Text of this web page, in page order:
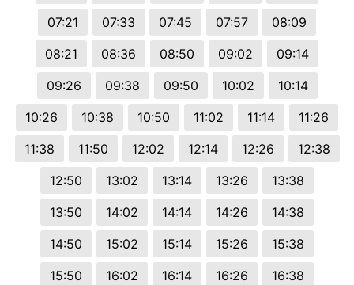
07:21
07:33 07:45 07:57
08:09
08:21
08:36 08:50 09:02
09:14
09:26
09:38 09:50 10:02
10:14
10:26
10:38 10:50 11:02 11:14
11:26
11:38
11:50 12:02 12:14 12:26
12:38
12:50
13:02 13:14 13:26
13:38
13:50
14:02 14:14 14:26
14:38
14:50
15:02 15:14 15:26
15:38
15:50
16:02 16:14 16:26
16:38